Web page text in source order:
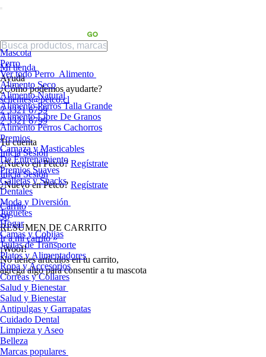
Mi tienda
Ayuda
¿Cómo podemos ayudarte?
sclientes@petco.cl
2 3321 6799
2 3321 6799
Tu cuenta
Inicia Sesión
¿Nuevo en Petco? Regístrate
Inicia Sesión
¿Nuevo en Petco? Regístrate
Carrito
$0
RESUMEN DE CARRITO
Ir a mi carrito »
¡Woof!
No tíenes artículos en tu carrito,
agrega algo para consentir a tu mascota
Mascota
Perro
Ver todo Perro Alimento
Alimento Seco
Alimento Natural
Alimento Perros Talla Grande
Alimento Libre De Granos
Alimento Perros Cachorros
Premios
Carnaza y Masticables
De Entrenamiento
Premios Suaves
Galletas y Snacks
Dentales
Moda y Diversión
Juguetes
Hogar
Camas y Cobijas
Jaulas de Transporte
Platos y Alimentadores
Ropa y Accesorios
Correas y Collares
Salud y Bienestar
Salud y Bienestar
Antipulgas y Garrapatas
Cuidado Dental
Limpieza y Aseo
Belleza
Marcas populares